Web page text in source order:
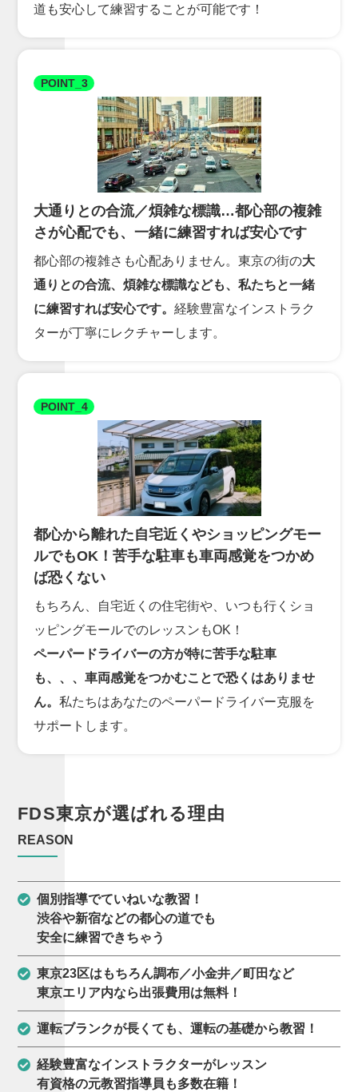
道も安心して練習することが可能です！
POINT_3
大通りとの合流／煩雑な標識…都心部の複雑
さが心配でも、一緒に練習すれば安心です
都心部の複雑さも心配ありません。東京の街の大
通りとの合流、煩雑な標識なども、私たちと一緒
に練習すれば安心です。経験豊富なインストラク
ターが丁寧にレクチャーします。
POINT_4
都心から離れた自宅近くやショッピングモー
ルでもOK！苦手な駐車も車両感覚をつかめ
ば恐くない
もちろん、自宅近くの住宅街や、いつも行くショ
ッピングモールでのレッスンもOK！
ペーパードライバーの方が特に苦手な駐車
も、、、車両感覚をつかむことで恐くはありませ
ん。私たちはあなたのペーパードライバー克服を
サポートします。
FDS東京が選ばれる理由
REASON
個別指導でていねいな教習！
渋谷や新宿などの都心の道でも
安全に練習できちゃう
東京23区はもちろん調布／小金井／町田など
東京エリア内なら出張費用は無料！
運転ブランクが長くても、運転の基礎から教習！
経験豊富なインストラクターがレッスン
有資格の元教習指導員も多数在籍！